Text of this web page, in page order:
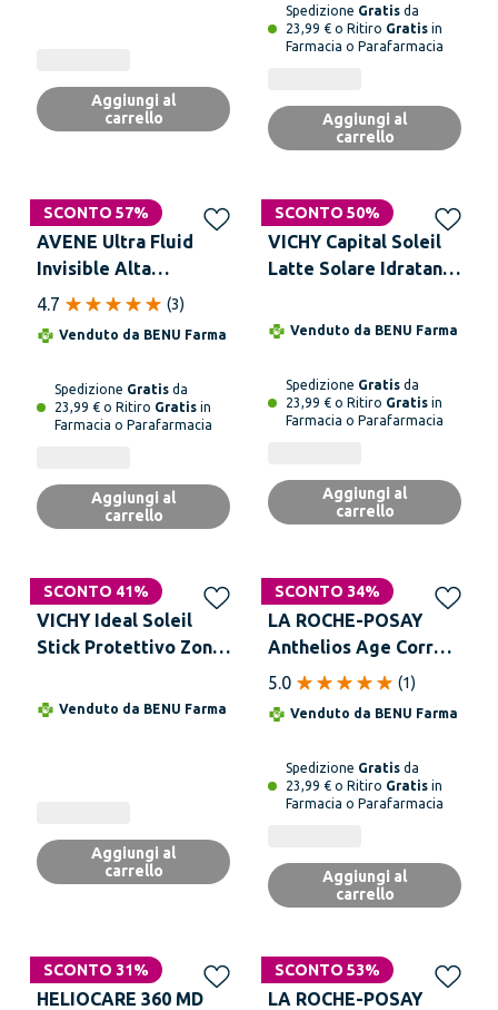
Aggiungi al
carrello
Spedizione Gratis da
23,99 € o Ritiro Gratis in
Farmacia o Parafarmacia
Aggiungi al
carrello
SCONTO 57%
AVENE Ultra Fluid
Invisible Alta
Protezione SPF50 50
4.7 (3)
Venduto da BENU Farma
Spedizione Gratis da
23,99 € o Ritiro Gratis in
Farmacia o Parafarmacia
Aggiungi al
carrello
SCONTO 50%
VICHY Capital Soleil
Latte Solare Idratante
Venduto da BENU Farma
Spedizione Gratis da
23,99 € o Ritiro Gratis in
Farmacia o Parafarmacia
Aggiungi al
carrello
SCONTO 41%
VICHY Ideal Soleil
Stick Protettivo Zone
Venduto da BENU Farma
Aggiungi al
carrello
SCONTO 34%
LA ROCHE-POSAY
Anthelios Age Correct
Crema Spf 50 50 ml
5.0 (1)
Venduto da BENU Farma
Spedizione Gratis da
23,99 € o Ritiro Gratis in
Farmacia o Parafarmacia
Aggiungi al
carrello
SCONTO 31%
HELIOCARE 360 MD
SCONTO 53%
LA ROCHE-POSAY